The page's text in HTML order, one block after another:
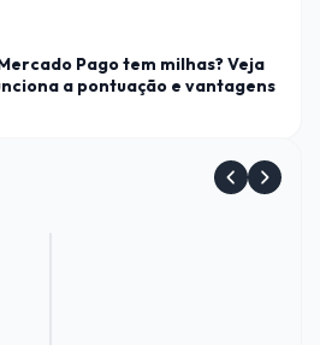
Pago tem milhas? Veja
a pontuação e vantagens